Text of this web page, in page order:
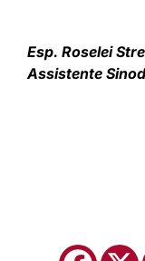
Esp. Roselei
Assistente